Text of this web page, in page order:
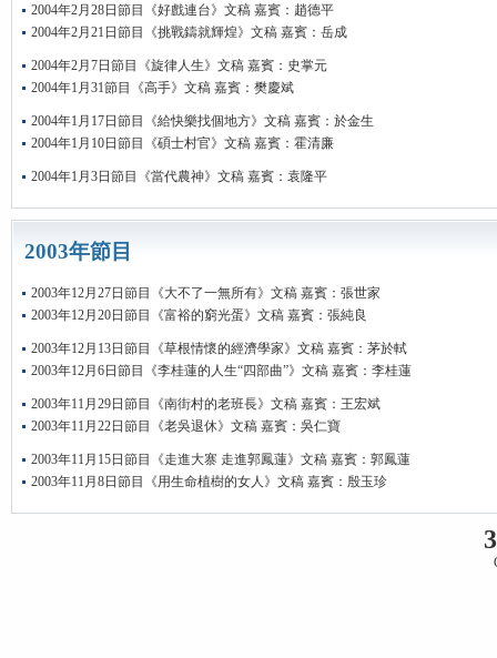
2004年2月28日節目《好戲連台》文稿 嘉賓：趙德平
2004年2月21日節目《挑戰鑄就輝煌》文稿 嘉賓：岳成
2004年2月7日節目《旋律人生》文稿 嘉賓：史掌元
2004年1月31節目《高手》文稿 嘉賓：樊慶斌
2004年1月17日節目《給快樂找個地方》文稿 嘉賓：於金生
2004年1月10日節目《碩士村官》文稿 嘉賓：霍清廉
2004年1月3日節目《當代農神》文稿 嘉賓：袁隆平
2003年節目
2003年12月27日節目《大不了一無所有》文稿 嘉賓：張世家
2003年12月20日節目《富裕的窮光蛋》文稿 嘉賓：張純良
2003年12月13日節目《草根情懷的經濟學家》文稿 嘉賓：茅於軾
2003年12月6日節目《李桂蓮的人生“四部曲”》文稿 嘉賓：李桂蓮
2003年11月29日節目《南街村的老班長》文稿 嘉賓：王宏斌
2003年11月22日節目《老吳退休》文稿 嘉賓：吳仁寶
2003年11月15日節目《走進大寨 走進郭鳳蓮》文稿 嘉賓：郭鳳蓮
2003年11月8日節目《用生命植樹的女人》文稿 嘉賓：殷玉珍